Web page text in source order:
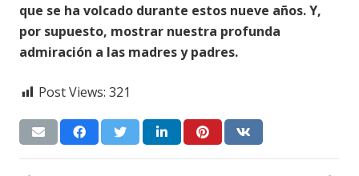
que se ha volcado durante estos nueve años. Y,
por supuesto, mostrar nuestra profunda
admiración a las madres y padres.
Post Views: 321